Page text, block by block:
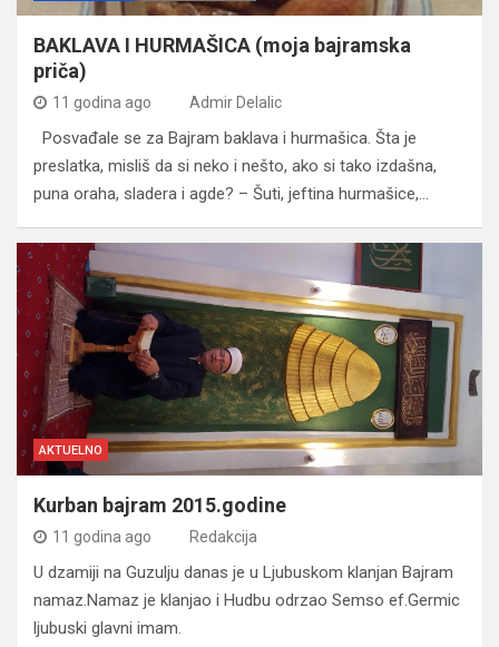
BAKLAVA I HURMAŠICA (moja bajramska
priča)
11 godina ago Admir Delalic
Posvađale se za Bajram baklava i hurmašica. Šta je
preslatka, misliš da si neko i nešto, ako si tako izdašna,
puna oraha, sladera i agde? – Šuti, jeftina hurmašice,…
AKTUELNO
Kurban bajram 2015.godine
11 godina ago Redakcija
U dzamiji na Guzulju danas je u Ljubuskom klanjan Bajram
namaz.Namaz je klanjao i Hudbu odrzao Semso ef.Germic
ljubuski glavni imam.